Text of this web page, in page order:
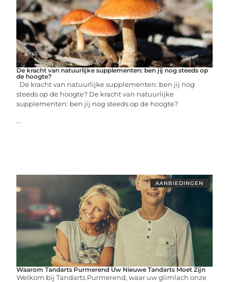
De kracht van natuurlijke supplementen: ben jij nog steeds op
de hoogte?
De kracht van natuurlijke supplementen: ben jij nog
steeds op de hoogte? De kracht van natuurlijke
supplementen: ben jij nog steeds op de hoogte?
...
AANBIEDINGEN
Waarom Tandarts Purmerend Uw Nieuwe Tandarts Moet Zijn
Welkom bij Tandarts Purmerend, waar uw glimlach onze